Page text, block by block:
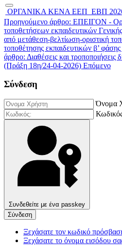
ΟΡΓΑΝΙΚΑ ΚΕΝΑ EΕΠ_ΕΒΠ
Προηγούμενο άρθρο: ΕΠΕΙΓΟΝ -
τοποθετήσεων εκπαιδευτικών
από μετάθεση-βελτίωση-οριστική
τοποθέτησης εκπαιδευτικών β’ φάσης
άρθρο: Διαθέσεις και τροποποιήσεις
(Πράξη 18η/24-04-2026) Επόμενο
Σύνδεση
Όνομα
Συνδεθείτε με ένα passkey
Σύνδεση
Ξεχάσατε τον κωδικό
Ξεχάσατε το όνομα εισόδου